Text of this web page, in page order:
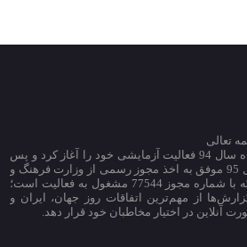
تعالی
پایگاه خبری قلم پرس از دی ماه سال 94 فعالیت آزمایشی خود را آغاز کرد و پس
از آن در 13 اردیبهشت ماه سال 95 موفق به اخذ مجوز رسمی از وزارت فرهنگ و
ارشاد اسلامی شد. قلم پرس که با شماره مجوز 77544 مشغول به فعالیت است؛
از مهم‌ترین اتفاقات روز جهان، ایران و
آنلاین در اختیار مخاطبان خود قرار دهد.